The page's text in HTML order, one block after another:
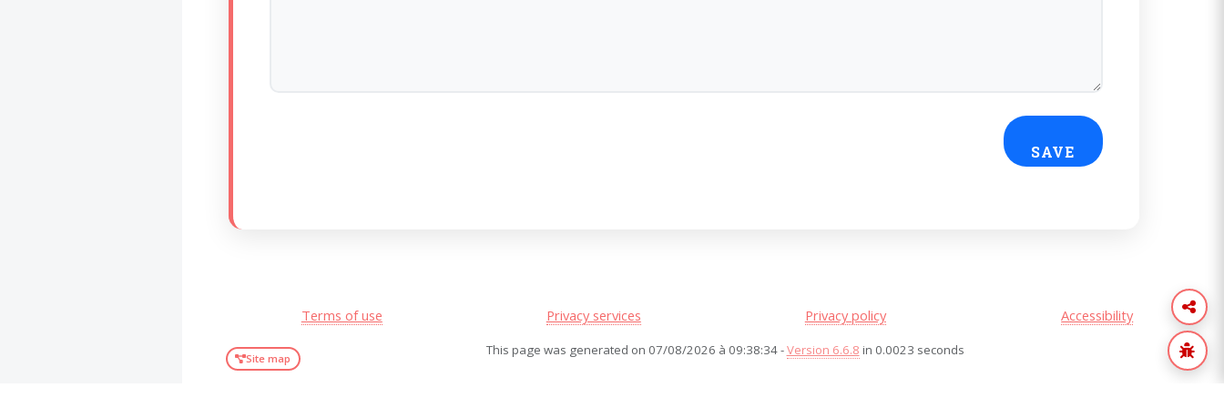
Terms of use Privacy services Privacy policy Accessibility
This page was generated on 07/08/2026 à 09:38:34 -Version 6.6.8 in 0.0023 seconds
Site map